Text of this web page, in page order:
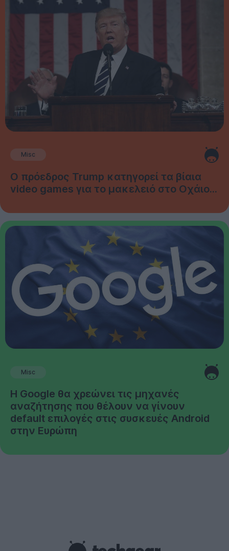
Misc
Ο πρόεδρος Trump κατηγορεί τα βίαια
video games για το μακελειό στο Οχάιο...
Misc
Η Google θα χρεώνει τις μηχανές
αναζήτησης που θέλουν να γίνουν
default επιλογές στις συσκευές Android
στην Ευρώπη